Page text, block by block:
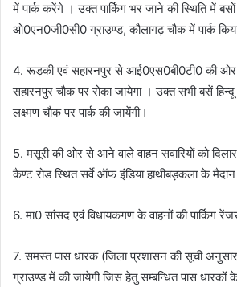
में पार्क करेंगे । उक्त पार्किंग भर जाने की स्थिति में बसों
ओ0एन0जी0सी0 ग्राउण्ड, कौलागढ़ चौक में पार्क
4. रूड़की एवं सहारनपुर से आई0एस0बी0टी0 की ओर
सहारनपुर चौक पर रोका जायेगा । उक्त सभी बसें
लक्ष्मण चौक पर पार्क की जायेंगी।
5. मसूरी की ओर से आने वाले वाहन सवारियों को
कैण्ट रोड स्थित सर्वे ऑफ इंडिया हाथीबड़कला के
6. मा0 सांसद एवं विधायकगण के वाहनों की पार्किंग
7. समस्त पास धारक (जिला प्रशासन की सूची अनुसार)
ग्राउण्ड में की जायेगी जिस हेतु सम्बन्धित पास धारकों के